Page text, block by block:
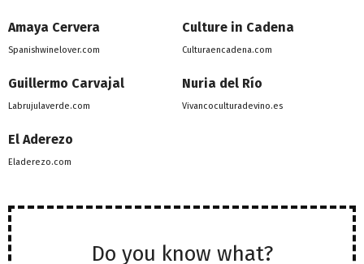
Amaya Cervera
Spanishwinelover.com
Culture in Cadena
Culturaencadena.com
Guillermo Carvajal
Labrujulaverde.com
Nuria del Río
Vivancoculturadevino.es
El Aderezo
Eladerezo.com
Do you know what?